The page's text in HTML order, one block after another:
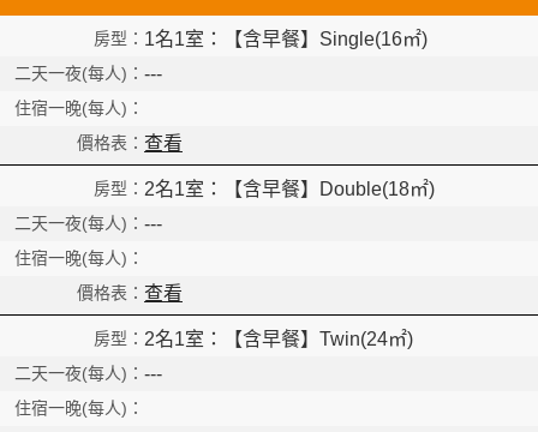
1名1室：【含早餐】Single(16㎡)
---
查看
2名1室：【含早餐】Double(18㎡)
---
查看
2名1室：【含早餐】Twin(24㎡)
---